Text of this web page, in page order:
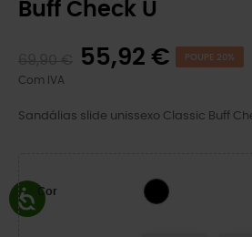
Buff Check U
55,92 € POUPE 20%
Com IVA
Sandálias slide unissexo Classic Buff
Cor BLACK